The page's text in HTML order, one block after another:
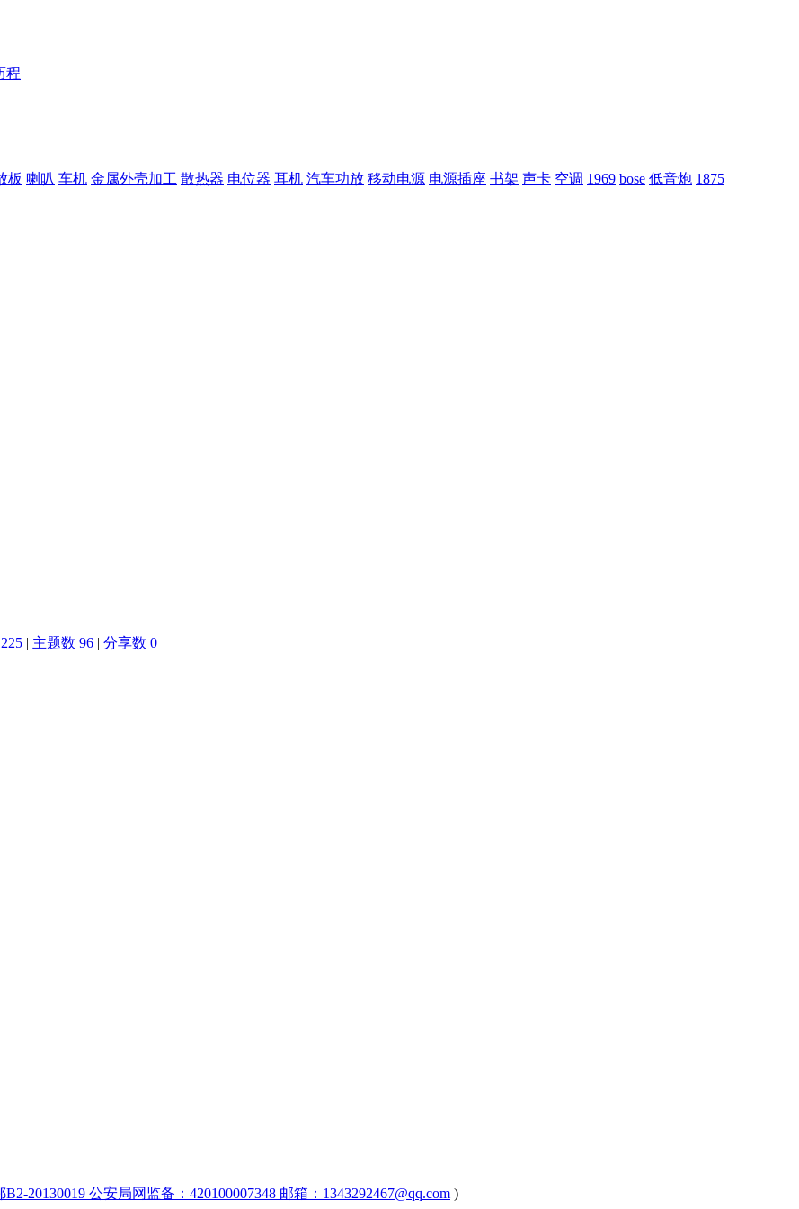
程
板 喇叭 车机 金属外壳加工 散热器 电位器 耳机 汽车功放 移动电源 电源插座 书架 声卡 空调 1969 bose 低音炮 1875
| 主题数 96 | 分享数 0
20130019 公安局网监备：420100007348 邮箱：1343292467@qq.com )